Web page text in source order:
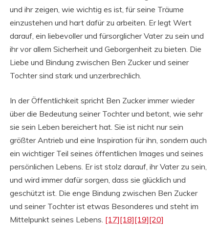
und ihr zeigen, wie wichtig es ist, für seine Träume
einzustehen und hart dafür zu arbeiten. Er legt Wert
darauf, ein liebevoller und fürsorglicher Vater zu sein und
ihr vor allem Sicherheit und Geborgenheit zu bieten. Die
Liebe und Bindung zwischen Ben Zucker und seiner
Tochter sind stark und unzerbrechlich.
In der Öffentlichkeit spricht Ben Zucker immer wieder
über die Bedeutung seiner Tochter und betont, wie sehr
sie sein Leben bereichert hat. Sie ist nicht nur sein
größter Antrieb und eine Inspiration für ihn, sondern auch
ein wichtiger Teil seines öffentlichen Images und seines
persönlichen Lebens. Er ist stolz darauf, ihr Vater zu sein,
und wird immer dafür sorgen, dass sie glücklich und
geschützt ist. Die enge Bindung zwischen Ben Zucker
und seiner Tochter ist etwas Besonderes und steht im
Mittelpunkt seines Lebens. [17][18][19][20]